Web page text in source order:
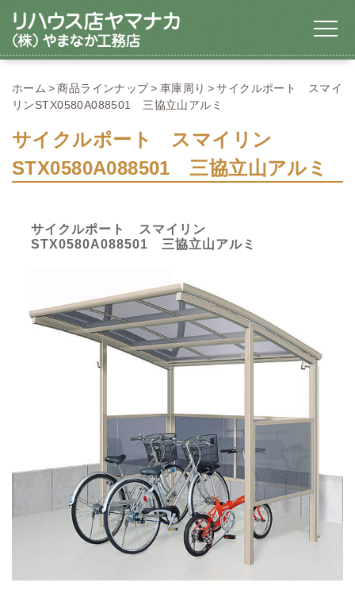
ホーム 商品ラインナップ 車庫周り
サイクルポート スマイ
リンSTX0580A088501 三協立山アルミ
サイクルポート スマイリン
STX0580A088501 三協立山アルミ
サイクルポート スマイリン
STX0580A088501 三協立山アルミ